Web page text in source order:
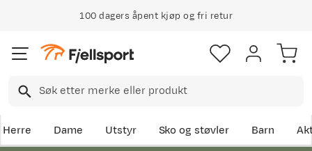
100 dagers åpent kjøp og fri retur
Herre Dame Utstyr Sko og støvler Barn